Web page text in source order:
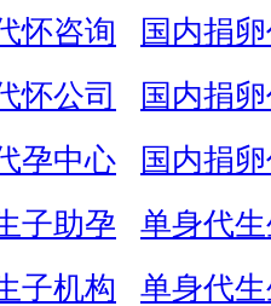
怀咨询
国内捐
怀公司
国内捐
孕中心
国内捐
子助孕
单身代
子机构
单身代